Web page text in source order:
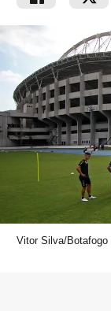
Vitor Silva/Botafogo